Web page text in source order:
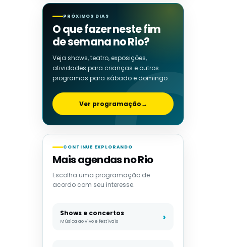
PRÓXIMOS DIAS
O que fazer neste fim
de semana no Rio?
Veja shows, teatro, exposições,
atividades para crianças e outros
programas para sábado e domingo.
Ver programação→
CONTINUE EXPLORANDO
Mais agendas no Rio
Escolha uma programação de
acordo com seu interesse.
Shows e concertos
Música ao vivo e festivais